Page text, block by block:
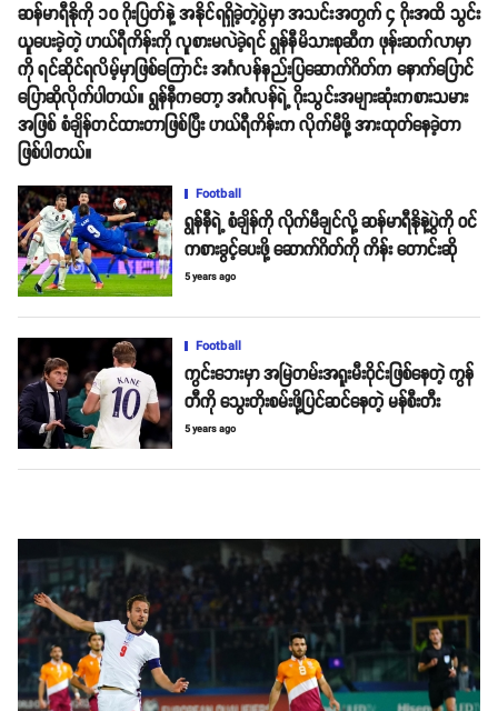
ဆန်မာရီနိုကို ၁၀ ဂိုးပြတ်နဲ့ အနိုင်ရရှိခဲ့တဲ့ပွဲမှာ အသင်းအတွက် ၄ ဂိုးအထိ သွင်း
ယူပေးခဲ့တဲ့ ဟယ်ရီကိန်းကို လူစားမလဲခဲ့ရင် ရွန်နီမိသားစုဆီက ဖုန်းဆက်လာမှာ
ကို ရင်ဆိုင်ရလိမ့်မှာဖြစ်ကြောင်း အင်္ဂလန်နည်းပြဆောက်ဂိတ်က နောက်ပြောင်
ပြောဆိုလိုက်ပါတယ်။ ရွန်နီကတော့ အင်္ဂလန်ရဲ့ ဂိုးသွင်းအများဆုံးကစားသမား
အဖြစ် စံချိန်တင်ထားတာဖြစ်ပြီး ဟယ်ရီကိန်းက လိုက်မီဖို့ အားထုတ်နေခဲ့တာ
ဖြစ်ပါတယ်။
Football
ရွန်နီရဲ့ စံချိန်ကို လိုက်မီချင်လို့ ဆန်မာရီနိုနဲ့ပွဲကို ဝင်
ကစားခွင့်ပေးဖို့ ဆောက်ဂိတ်ကို ကိန်း တောင်းဆို
5 years ago
Football
ကွင်းဘေးမှာ အမြဲတမ်းအရူးမီးဝိုင်းဖြစ်နေတဲ့ ကွန်
တီကို သွေးတိုးစမ်းဖို့ပြင်ဆင်နေတဲ့ မန်စီးတီး
5 years ago